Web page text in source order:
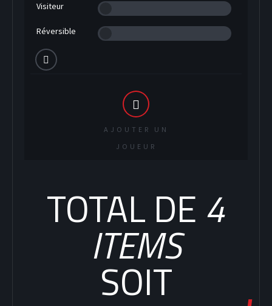
SOCCER
Visiteur
Réversible
AJOUTER UN
JOUEUR
TOTAL DE 4
ITEMS
SOIT